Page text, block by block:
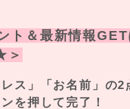
ト＆最新情報GET
＞
ス」「お名前」の2
を押して完了！